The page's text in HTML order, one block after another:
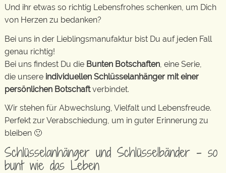
Und ihr etwas so richtig Lebensfrohes schenken, um Dich
von Herzen zu bedanken?
Bei uns in der Lieblingsmanufaktur bist Du auf jeden Fall
genau richtig!
Bei uns findest Du die Bunten Botschaften , eine Serie,
die unsere individuellen Schlüsselanhänger mit einer
persönlichen Botschaftverbindet.
Wir stehen für Abwechslung, Vielfalt und Lebensfreude.
Perfekt zur Verabschiedung, um in guter Erinnerung zu
bleiben 🙂
Schlüsselanhänger und Schlüsselbänder – so
bunt wie das Leben